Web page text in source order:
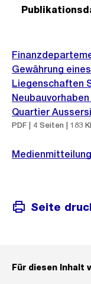
Gewährung
Liegenschaften
Quartier
PDF | 4 Seiten | 183
Medienmitteilung
Seite
Für diesen Inhalt